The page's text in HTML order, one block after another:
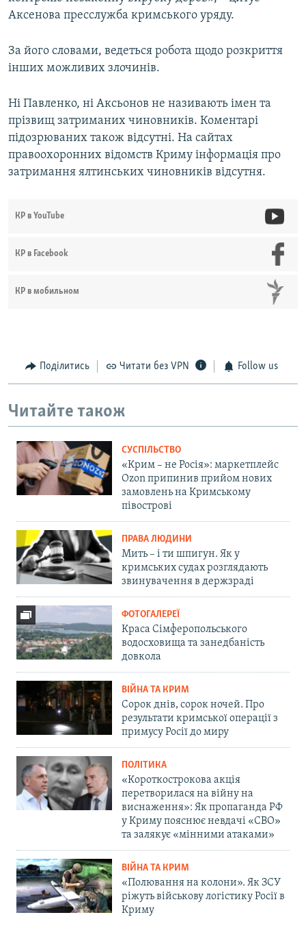
Аксенова пресслужба кримського уряду.
За його словами, ведеться робота щодо розкриття
інших можливих злочинів.
Ні Павленко, ні Аксьонов не називають імен та
прізвищ затриманих чиновників. Коментарі
підозрюваних також відсутні. На сайтах
правоохоронних відомств Криму інформація про
затримання ялтинських чиновників відсутня.
КР в YouTube
КР в Facebook
КР в мобильном
Поділитись Читати без VPN Follow us
Читайте також
СУСПІЛЬСТВО
«Крим – не Росія»: маркетплейс
Ozon припинив прийом нових
замовлень на Кримському
півострові
ПРАВА ЛЮДИНИ
Мить – і ти шпигун. Як у
кримських судах розглядають
звинувачення в держзраді
ФОТОГАЛЕРЕЇ
Краса Сімферопольського
водосховища та занедбаність
довкола
ВІЙНА ТА КРИМ
Сорок днів, сорок ночей. Про
результати кримської операції з
примусу Росії до миру
ПОЛІТИКА
«Короткострокова акція
перетворилася на війну на
виснаження»: Як пропаганда РФ
у Криму пояснює невдачі «СВО»
та залякує «мінними атаками»
ВІЙНА ТА КРИМ
«Полювання на колони». Як ЗСУ
ріжуть військову логістику Росії в
Криму